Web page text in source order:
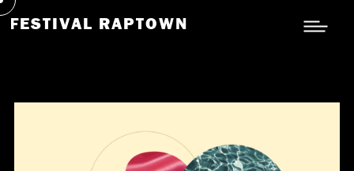
FESTIVAL RAPTOWN